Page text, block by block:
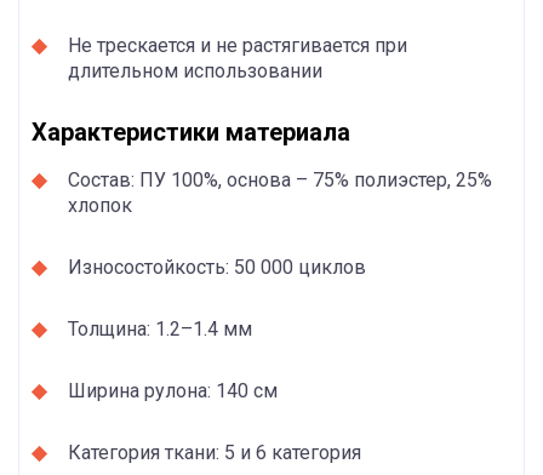
Не трескается и не растягивается при
длительном использовании
Характеристики материала
Состав: ПУ 100%, основа – 75% полиэстер, 25%
хлопок
Износостойкость: 50 000 циклов
Толщина: 1.2–1.4 мм
Ширина рулона: 140 см
Категория ткани: 5 и 6 категория